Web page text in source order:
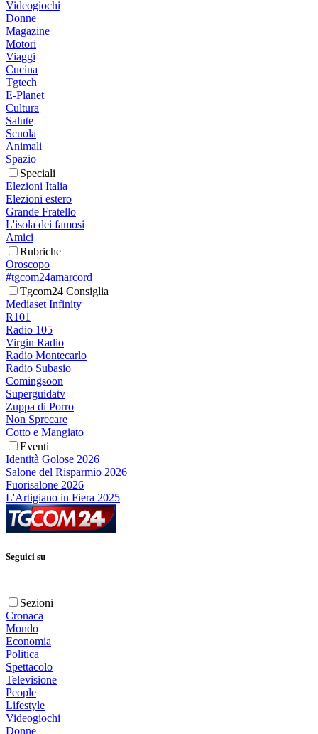
Videogiochi
Donne
Magazine
Motori
Viaggi
Cucina
Tgtech
E-Planet
Cultura
Salute
Scuola
Animali
Spazio
Speciali
Elezioni Italia
Elezioni estero
Grande Fratello
L'isola dei famosi
Amici
Rubriche
Oroscopo
#tgcom24amarcord
Tgcom24 Consiglia
Mediaset Infinity
R101
Radio 105
Virgin Radio
Radio Montecarlo
Radio Subasio
Comingsoon
Superguidatv
Zuppa di Porro
Non Sprecare
Cotto e Mangiato
Eventi
Identità Golose 2026
Salone del Risparmio 2026
Fuorisalone 2026
L'Artigiano in Fiera 2025
Seguici su
Sezioni
Cronaca
Mondo
Economia
Politica
Spettacolo
Televisione
People
Lifestyle
Videogiochi
Donne